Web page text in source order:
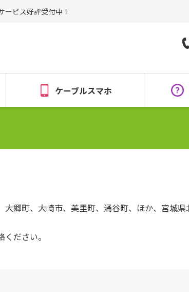
ビス好評受付中！
ケーブルスマホ
郷町、大崎市、美里町、涌谷町、ほか、宮城県
ださい。